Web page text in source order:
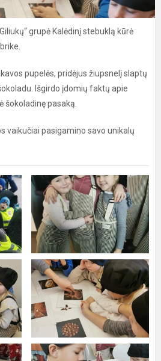
grupė Kalėdinį stebuklą kūrė
pupelės, pridėjus žiupsnelį slaptų
Išgirdo įdomių faktų apie
šokoladinę pasaką.
vaikučiai pasigamino savo unikalų